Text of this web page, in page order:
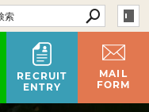
RECRUIT
ENTRY
MAIL
FORM